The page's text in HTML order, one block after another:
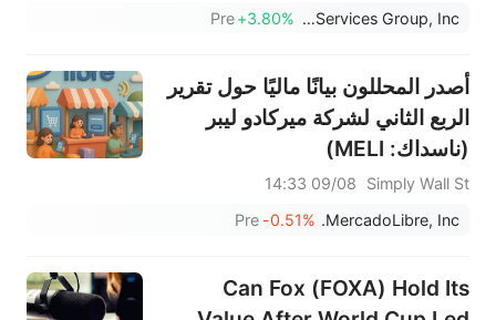
Information Services Group, Inc.
+3.80%
Pre
أصدر المحللون بيانًا ماليًا حول تقرير
الربع الثاني لشركة ميركادو ليبر
(ناسداك: MELI)
Simply Wall St
09/08 14:33
MercadoLibre, Inc.
-0.51%
Pre
Can Fox (FOXA) Hold Its